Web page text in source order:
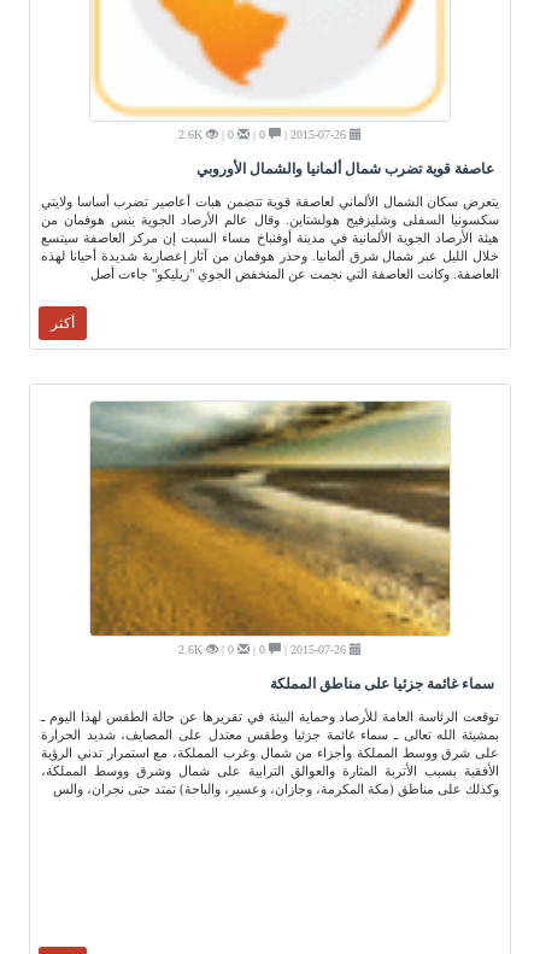
2.6K
عاصفة قوية تضرب شمال ألمانيا والشمال الأوروبي
يتعرض سكان الشمال الألماني لعاصفة قوية تتضمن هبات أعاصير تضرب أساسا ولايتي
سكسونيا السفلى وشليزفيج هولشتاين. وقال عالم الأرصاد الجوية ينس هوفمان من
هيئة الأرصاد الجوية الألمانية في مدينة أوفنباخ مساء السبت إن مركز العاصفة سيتسع
خلال الليل عبر شمال شرق ألمانيا. وحذر هوفمان من آثار إعصارية شديدة أحيانا لهذه
العاصفة. وكانت العاصفة التي نجمت عن المنخفض الجوي "زيليكو" جاءت أصل
أكثر
2.6K
سماء غائمة جزئيا على مناطق المملكة
توقعت الرئاسة العامة للأرصاد وحماية البيئة في تقريرها عن حالة الطقس لهذا اليوم ـ
بمشيئة الله تعالى ـ سماء غائمة جزئيا وطقس معتدل على المصايف، شديد الحرارة
على شرق ووسط المملكة وأجزاء من شمال وغرب المملكة، مع استمرار تدني الرؤية
الأفقية بسبب الأتربة المثارة والعوالق الترابية على شمال وشرق ووسط المملكة،
وكذلك على مناطق (مكة المكرمة، وجازان، وعسير، والباحة) تمتد حتى نجران، والس